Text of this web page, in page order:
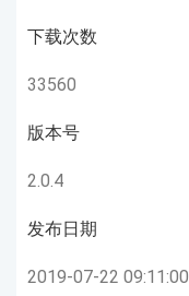
下载次数
33560
版本号
2.0.4
发布日期
2019-07-22 09:11:00